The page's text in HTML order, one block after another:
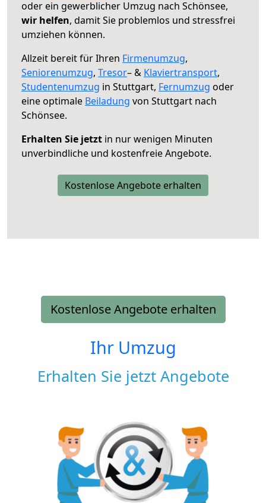
oder ein gewerblicher Umzug nach Schönsee,
wir helfen, damit Sie problemlos und stressfrei
umziehen können.
Allzeit bereit für Ihren Firmenumzug,
Seniorenumzug, Tresor– & Klaviertransport,
Studentenumzug in Stuttgart, Fernumzug oder
eine optimale Beiladung von Stuttgart nach
Schönsee.
Erhalten Sie jetzt in nur wenigen Minuten
unverbindliche und kostenfreie Angebote.
Kostenlose Angebote erhalten
Kostenlose Angebote erhalten
Ihr Umzug
Erhalten Sie jetzt Angebote